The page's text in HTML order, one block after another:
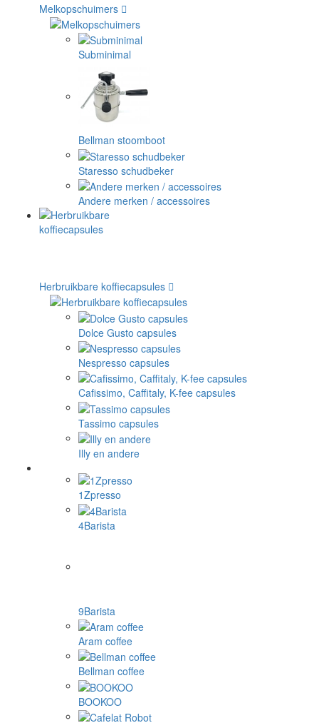
Melkopschuimers
Subminimal
Bellman stoomboot
Staresso schudbeker
Andere merken / accessoires
Herbruikbare koffiecapsules
Dolce Gusto capsules
Nespresso capsules
Cafissimo, Caffitaly, K-fee capsules
Tassimo capsules
Illy en andere
1Zpresso
4Barista
9Barista
Aram coffee
Bellman coffee
BOOKOO